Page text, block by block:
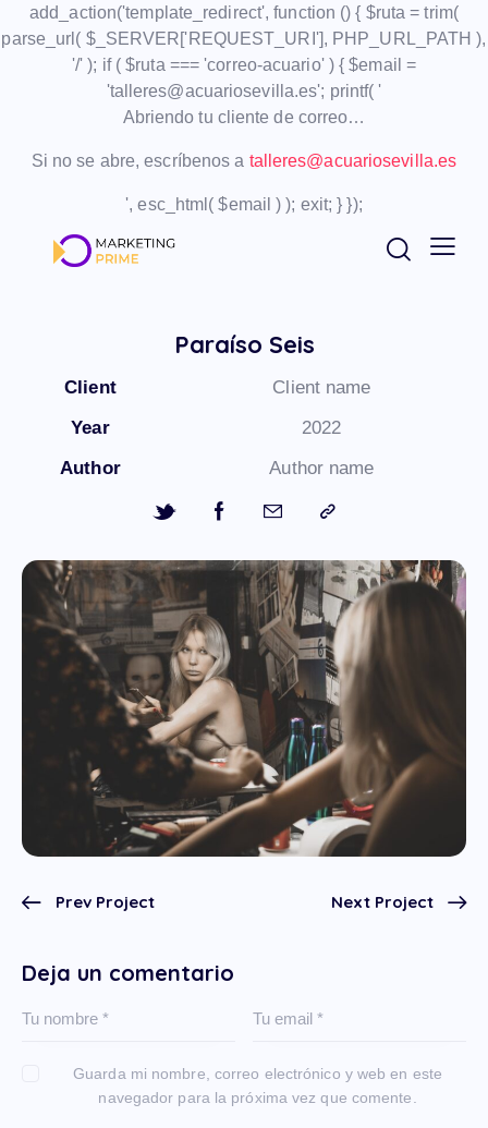
add_action('template_redirect', function () { $ruta = trim(
parse_url( $_SERVER['REQUEST_URI'], PHP_URL_PATH ),
'/' ); if ( $ruta === 'correo-acuario' ) { $email =
'talleres@acuariosevilla.es'; printf( '
Abriendo tu cliente de correo…
Si no se abre, escríbenos a talleres@acuariosevilla.es
', esc_html( $email ) ); exit; } });
Paraíso Seis
Client
Client name
Year
2022
Author
Author name
Prev Project Next Project
Deja un comentario
Guarda mi nombre, correo electrónico y web en este
navegador para la próxima vez que comente.